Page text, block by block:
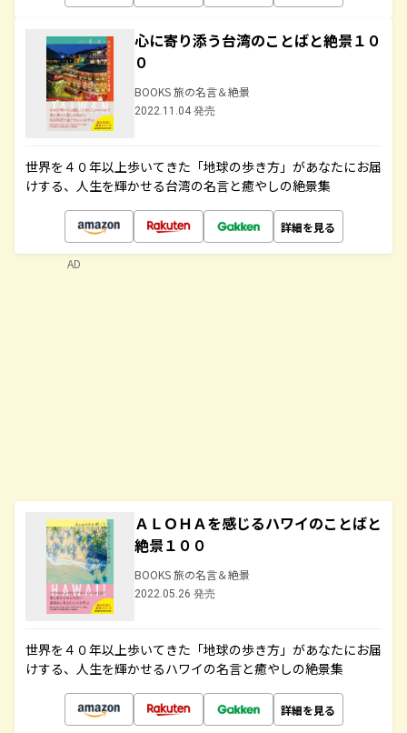
心に寄り添う台湾のことばと絶景１０
０
BOOKS 旅の名言＆絶景
2022.11.04 発売
世界を４０年以上歩いてきた「地球の歩き方」があなたにお届
けする、人生を輝かせる台湾の名言と癒やしの絶景集
詳細を見る
ＡＬＯＨＡを感じるハワイのことばと
絶景１００
BOOKS 旅の名言＆絶景
2022.05.26 発売
世界を４０年以上歩いてきた「地球の歩き方」があなたにお届
けする、人生を輝かせるハワイの名言と癒やしの絶景集
詳細を見る
AD